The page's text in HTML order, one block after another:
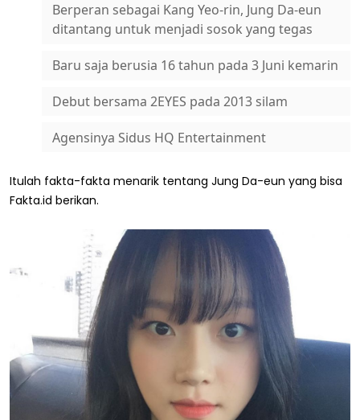
Berperan sebagai Kang Yeo-rin, Jung Da-eun
ditantang untuk menjadi sosok yang tegas
Baru saja berusia 16 tahun pada 3 Juni kemarin
Debut bersama 2EYES pada 2013 silam
Agensinya Sidus HQ Entertainment
Itulah fakta-fakta menarik tentang Jung Da-eun yang bisa
Fakta.id berikan.